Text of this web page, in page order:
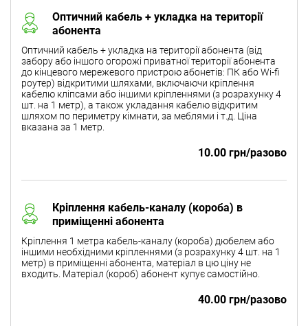
Оптичний кабель + укладка на території
абонента
Оптичний кабель + укладка на території абонента (від
забору або іншого огорожі приватної території абонента
до кінцевого мережевого пристрою абонетів: ПК або Wi-fi
роутер) відкритими шляхами, включаючи кріплення
кабелю кліпсами або іншими кріпленнями (з розрахунку 4
шт. на 1 метр), а також укладання кабелю відкритим
шляхом по периметру кімнати, за меблями і т.д. Ціна
вказана за 1 метр.
10.00 грн/разово
Кріплення кабель-каналу (короба) в
приміщенні абонента
Кріплення 1 метра кабель-каналу (короба) дюбелем або
іншими необхідними кріпленнями (з розрахунку 4 шт. на 1
метр) в приміщенні абонента, матеріал в цю ціну не
входить. Матеріал (короб) абонент купує самостійно.
40.00 грн/разово